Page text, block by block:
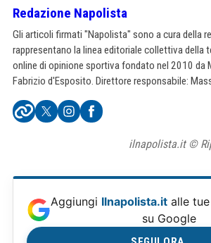
Redazione Napolista
Gli articoli firmati "Napolista" sono a cura della
rappresentano la linea editoriale collettiva della
online di opinione sportiva fondato nel 2010 da
Fabrizio d'Esposito. Direttore responsabile:
ilnapolista.it ©
Aggiungi Ilnapolista.it alle
su Google